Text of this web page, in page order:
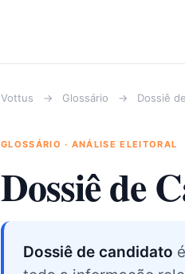
Vottus → Glossário → Dossiê
GLOSSÁRIO · ANÁLISE ELEITORAL
Dossiê de
Dossiê de candidato